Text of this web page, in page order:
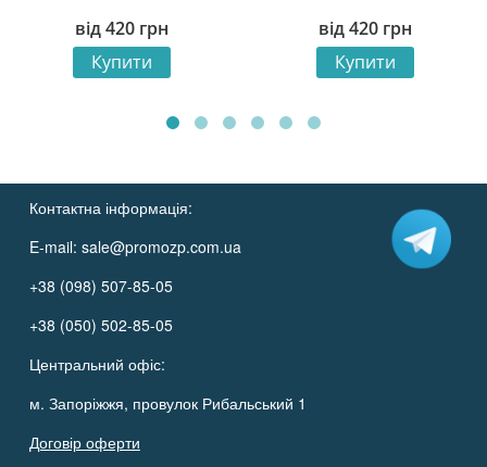
від420 грн
Купити
від420 грн
Купити
Контактна інформація:
E-mail: sale@promozp.com.ua
+38 (098) 507-85-05
+38 (050) 502-85-05
Центральний офіс:
м. Запоріжжя, провулок Рибальський 1
Договір оферти